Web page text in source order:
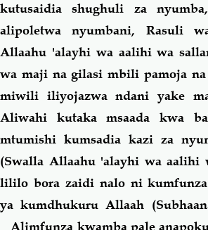
kutusaidia shughuli za
alipoletwa nyumbani, Rasuli
Allaahu 'alayhi wa aalihi wa
wa maji na gilasi mbili pamoja
miwili iliyojazwa ndani yake
Aliwahi kutaka msaada kwa
mtumishi kumsadia kazi za
(Swalla Allaahu 'alayhi wa aalihi
lililo bora zaidi nalo ni kumfunza
ya kumdhukuru Allaah
Alimfunza kwamba pale